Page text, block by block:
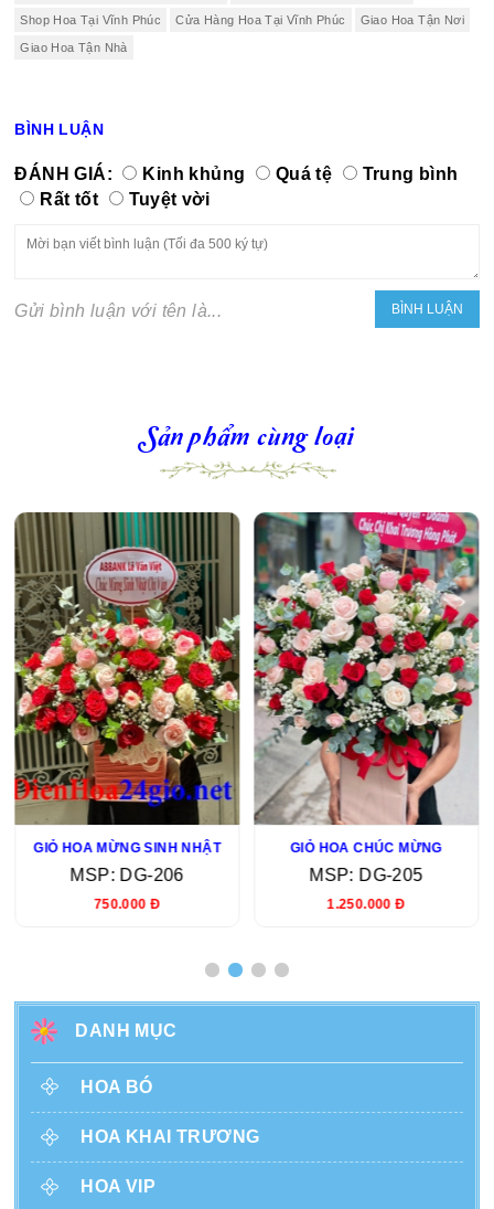
Shop Hoa Tại Vĩnh Phúc Cửa Hàng Hoa Tại Vĩnh Phúc Giao Hoa Tận Nơi
Giao Hoa Tận Nhà
BÌNH LUẬN
ĐÁNH GIÁ: Kinh khủng Quá tệ
Trung bình
Rất tốt
Tuyệt vời
Gửi bình luận với tên là...
Sản phẩm cùng loại
GIỎ HOA MỪNG SINH NHẬT
MSP: DG-206
750.000 Đ
GIỎ HOA CHÚC MỪNG
MSP: DG-205
1.250.000 Đ
DANH MỤC
HOA BÓ
HOA KHAI TRƯƠNG
HOA VIP